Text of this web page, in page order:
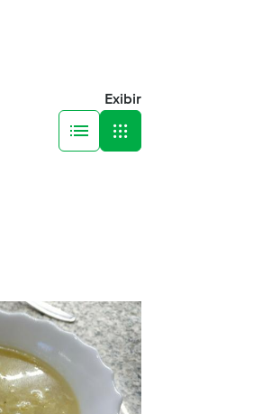
Exibir